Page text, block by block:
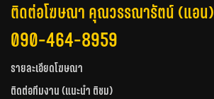
ติดต่อโฆษณา คุณวรรณารัตน์ (แอน)
090-464-8959
รายละเอียดโฆษณา
ติดต่อทีมงาน (แนะนำ ติชม)